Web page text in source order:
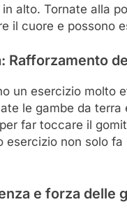
alto. Tornate alla
il cuore e possono
Rafforzamento
un esercizio molto
le gambe da
far toccare il
esercizio non solo
e forza delle